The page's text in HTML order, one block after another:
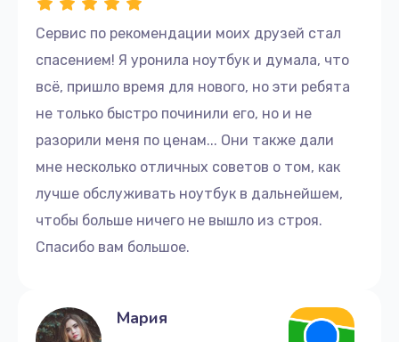
Сервис по рекомендации моих друзей стал
спасением! Я уронила ноутбук и думала, что
всё, пришло время для нового, но эти ребята
не только быстро починили его, но и не
разорили меня по ценам... Они также дали
мне несколько отличных советов о том, как
лучше обслуживать ноутбук в дальнейшем,
чтобы больше ничего не вышло из строя.
Спасибо вам большое.
Мария